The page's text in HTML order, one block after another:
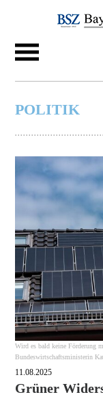
POLITIK
Wird es bald keine Förderung
Bundeswirtschaftsministerin
11.08.2025
Grüner